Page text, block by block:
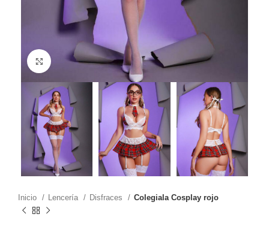
Click to enlarge
Inicio Lencería Disfraces Colegiala Cosplay rojo